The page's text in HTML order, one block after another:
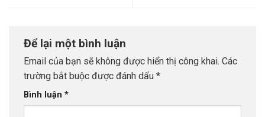
Để lại một bình luận
Email của bạn sẽ không được hiển thị công khai. Các
trường bắt buộc được đánh dấu *
Bình luận *